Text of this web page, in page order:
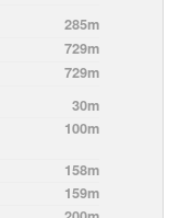
285m
729m
729m
30m
100m
158m
159m